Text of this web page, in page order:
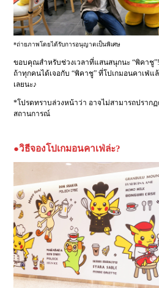
*ถ่ายภาพโดยได้รับการอนุญาตเป็นพิเศษ
ขอบคุณสำหรับช่วงเวลาที่แสนสนุกนะ “พิคาชู”!
ถ้าทุกคนได้เจอกับ “พิคาชู” ที่โปเกมอนคาเฟ่แ
เลยนะ♪
*โปรดทราบล่วงหน้าว่า อาจไม่สามารถปราก
สถานการณ์
●วิธีจองโปเกมอนคาเฟ่ล่ะ?